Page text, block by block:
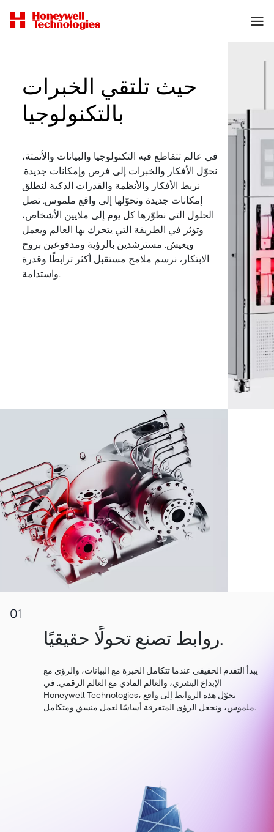
حيث تلتقي الخبرات
بالتكنولوجيا
في عالم تتقاطع فيه التكنولوجيا والبيانات والأتمتة،
نحوّل الأفكار والخبرات إلى فرص وإمكانات جديدة.
نربط الأفكار والأنظمة والقدرات الذكية لنطلق
إمكانات جديدة ونحوّلها إلى واقع ملموس. تصل
الحلول التي نطوّرها كل يوم إلى ملايين الأشخاص،
وتؤثر في الطريقة التي يتحرك بها العالم ويعمل
ويعيش. مسترشدين بالرؤية ومدفوعين بروح
الابتكار، نرسم ملامح مستقبل أكثر ترابطًا وقدرة
واستدامة.
01
روابط تصنع تحولًا حقيقيًا.
يبدأ التقدم الحقيقي عندما تتكامل الخبرة مع البيانات، والرؤى مع
الإبداع البشري، والعالم المادي مع العالم الرقمي. في
Honeywell Technologies، نحوّل هذه الروابط إلى واقع
ملموس، ونجعل الرؤى المتفرقة أساسًا لعمل منسق ومتكامل.